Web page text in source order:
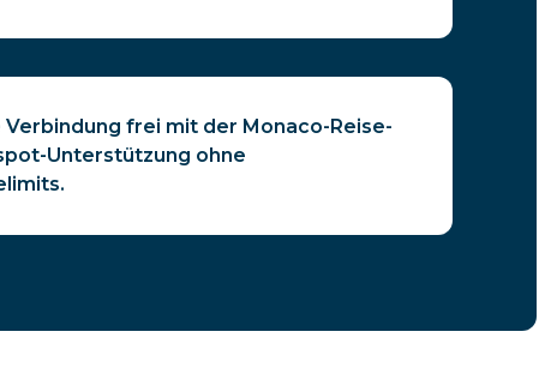
Verbindung frei mit der Monaco-Reise-
Unterstützung ohne